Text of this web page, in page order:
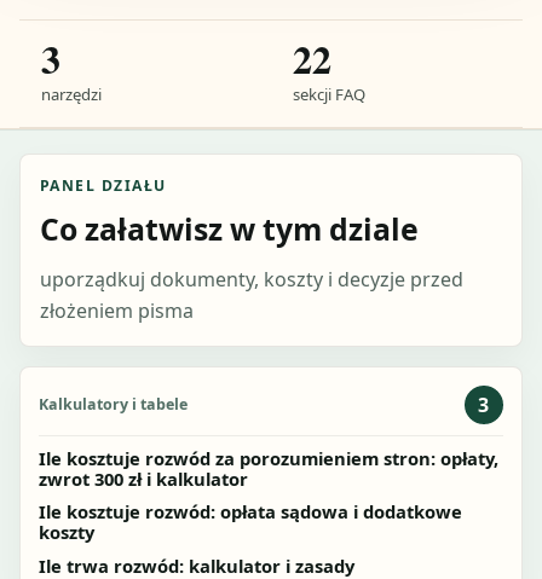
3
narzędzi
22
sekcji FAQ
PANEL DZIAŁU
Co załatwisz w tym dziale
uporządkuj dokumenty, koszty i decyzje przed
złożeniem pisma
Kalkulatory i tabele 3
Ile kosztuje rozwód za porozumieniem stron: opłaty,
zwrot 300 zł i kalkulator
Ile kosztuje rozwód: opłata sądowa i dodatkowe
koszty
Ile trwa rozwód: kalkulator i zasady